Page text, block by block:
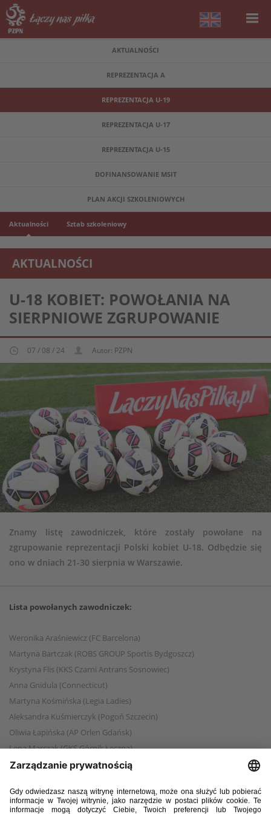
AKTUALNOŚCI
REPREZENTACJA A
REPREZENTACJA U-19
REPREZENTACJA U-17
REPREZENTACJA U-15
DOFINANSOWANIE MSIT
PLAN AKCJI SZKOLENIOWYCH
Aktualności Sztab szkoleniowy
AKTUALNOŚCI
REPREZENTACJA KOBIECA U-19
U-18 KOBIET: POWOŁANIA NA
SIERPNIOWE ZGRUPOWANIE
07 / 08 / 24 Autor: PZPN
Znamy listę zawodniczek, które zostały powołane na
zgrupowanie reprezentacji Polski kobiet U-18. Odbędzie się
ono w dniach 21-30 sierpnia w Warszawie.
Lista powołanych zawodniczek:
Weronika Araśniewicz (FC Barcelona)
Martyna Bartczak (ROBS GROUP Sportis Bydgoszcz)
Krystyna Flis (KKS Czarni Antrans Sosnowiec)
Anna Gnidula (Connecticut)
Martyna Kośmińska (Legia Ladies)
Aleksandra Kuśmierczyk (Pogoń Szczecin)
Oliwia Łapińska (AP Orlen Gdańsk)
Lena Marczak (GKS Górnik Łęczna)
Julia Ostrowska (GKS Górnik Łęczna)
Magda Piekarska (BTS Rekord Bielsko-Biała)
Anna Potrykus (UKS SMS Łódź)